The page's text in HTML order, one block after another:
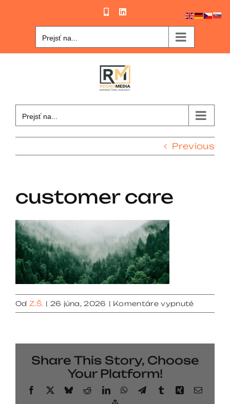
PhoneLinkedIn
Prejsť na...
Prejsť na...
Previous
customer care
Od Z.Š. | 26 júna, 2026 | Komentáre vypnuténa
Share This Story, Choose
Your Platform!
Facebook BlueskyRedditLinkedInWhatsApp
TelegramTumblrXingEmail